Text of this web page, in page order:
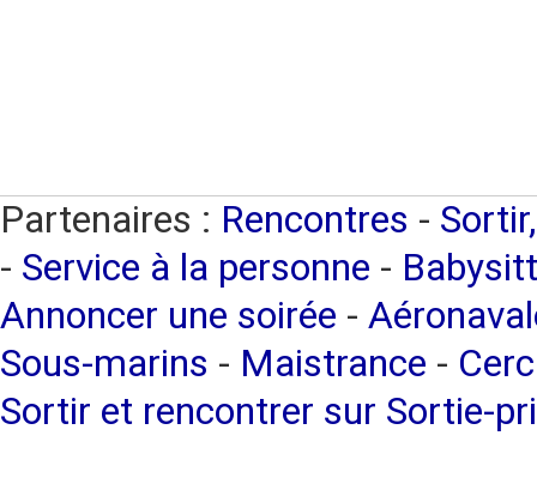
Partenaires : Rencontres -
- Service à la personne -
Annoncer une soirée -
Sous-marins - Maistrance -
Sortir et rencontrer sur Sortie-